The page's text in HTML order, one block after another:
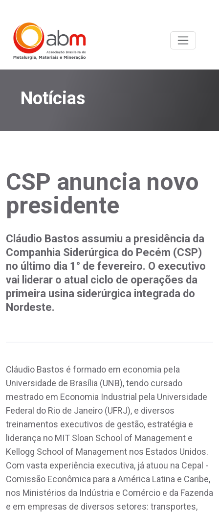
Notícias
CSP anuncia novo
presidente
Cláudio Bastos assumiu a presidência da
Companhia Siderúrgica do Pecém (CSP)
no último dia 1° de fevereiro. O executivo
vai liderar o atual ciclo de operações da
primeira usina siderúrgica integrada do
Nordeste.
Cláudio Bastos é formado em economia peIa
Universidade de Brasília (UNB), tendo cursado
mestrado em Economia Industrial pela Universidade
Federal do Rio de Janeiro (UFRJ), e diversos
treinamentos executivos de gestão, estratégia e
liderança no MIT Sloan School of Management e
Kellogg School of Management nos Estados Unidos.
Com vasta experiência executiva, já atuou na Cepal -
Comissão Econômica para a América Latina e Caribe,
nos Ministérios da Indústria e Comércio e da Fazenda
e em empresas de diversos setores: transportes,